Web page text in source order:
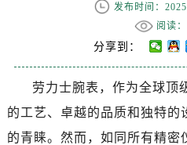
发布时间：
阅读
分享到：
劳力士腕表，作为全球顶
的工艺、卓越的品质和独特的
的青睐。然而，如同所有精密